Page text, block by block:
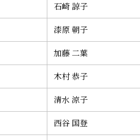
石崎 諒子
漆原 朝子
加藤 二葉
木村 恭子
清水 涼子
西谷 国登